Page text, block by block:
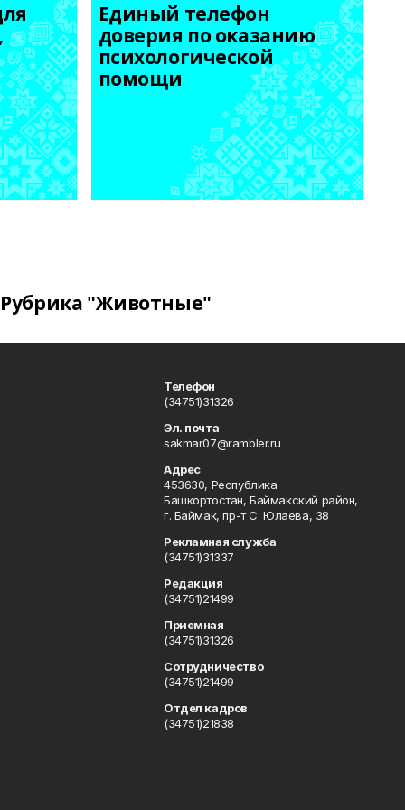
Единый телефон
доверия по оказанию
психологической
помощи
Рубрика "Животные"
Телефон
(34751)31326
Эл. почта
sakmar07@rambler.ru
Адрес
453630, Республика
Башкортостан, Баймакский район,
г. Баймак, пр-т С. Юлаева, 38
Рекламная служба
(34751)31337
Редакция
(34751)21499
Приемная
(34751)31326
Сотрудничество
(34751)21499
Отдел кадров
(34751)21838